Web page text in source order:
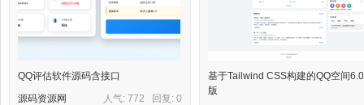
QQ评估软件源码含接口
人气: 772 回复: 0
源码资源网
基于Tailwind CSS构建的QQ空间6.0
版